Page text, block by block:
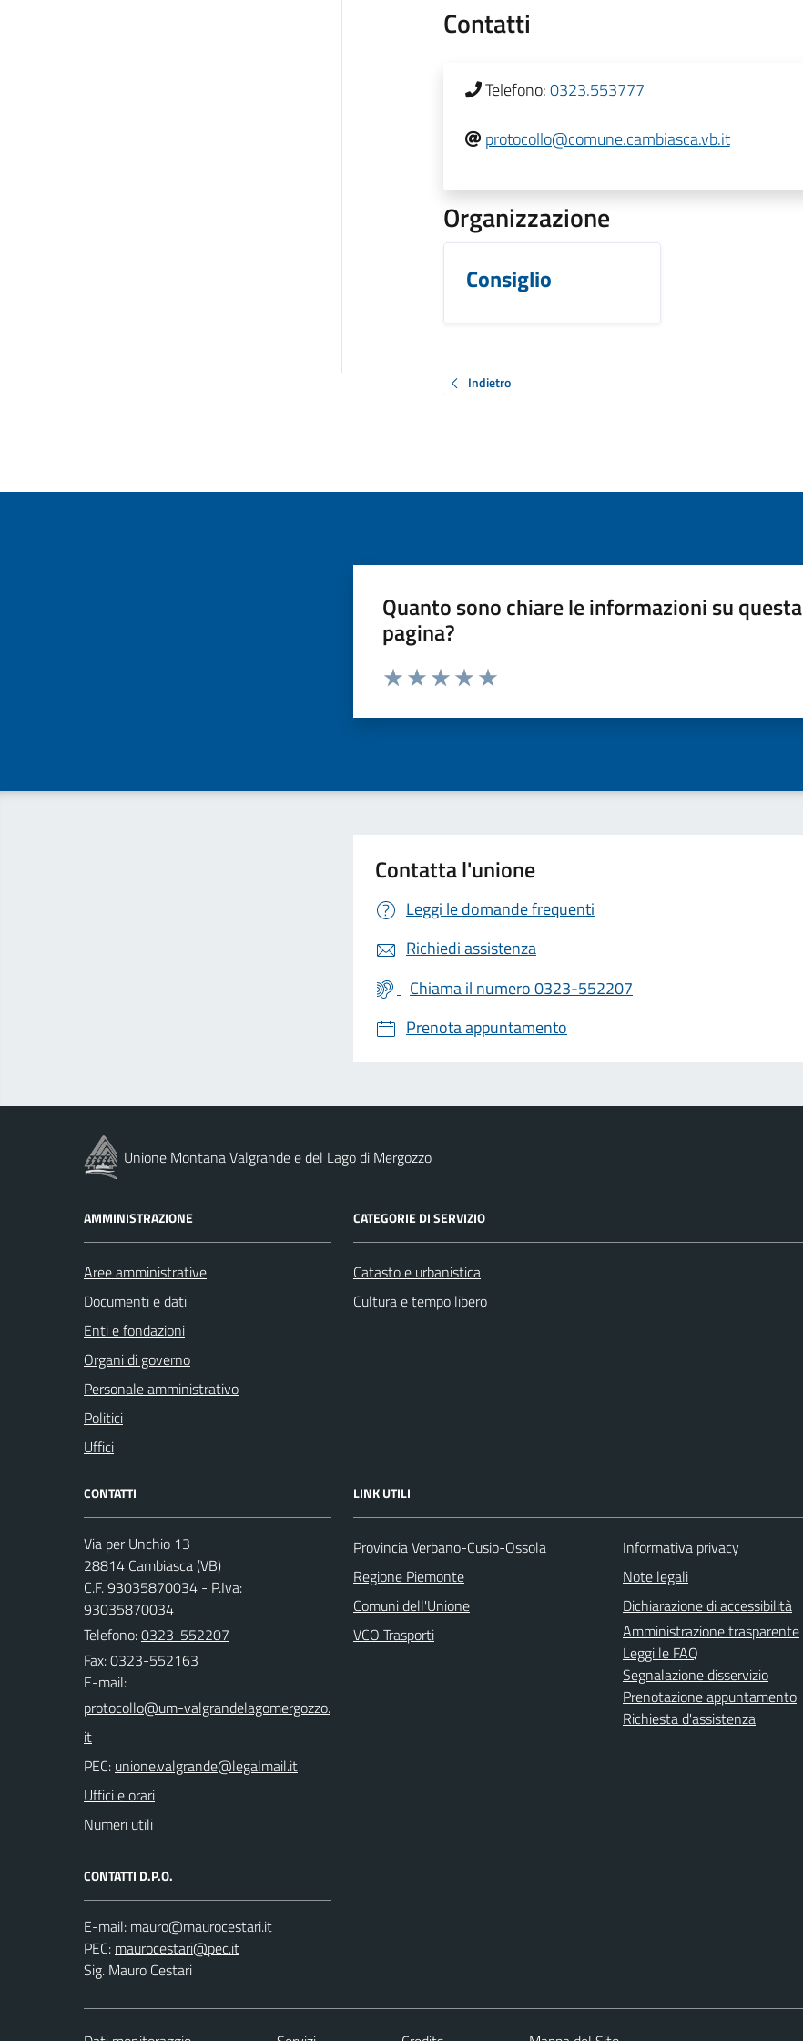
Contatti
Telefono:0323.553777
protocollo@comune.cambiasca.vb.it
Organizzazione
Consiglio
Indietro
Quanto sono chiare le informazioni su questa
pagina?
Valuta da 1 a 5 stelle la pagina
Contatta l'unione
Leggi le domande frequenti
Richiedi assistenza
Chiama il numero 0323-552207
Prenota appuntamento
Unione Montana Valgrande e del Lago di Mergozzo
AMMINISTRAZIONE
Aree amministrative
Documenti e dati
Enti e fondazioni
Organi di governo
Personale amministrativo
Politici
Uffici
CATEGORIE DI SERVIZIO
Catasto e urbanistica
Cultura e tempo libero
CONTATTI
Via per Unchio 13
28814 Cambiasca (VB)
C.F. 93035870034 - P.Iva:
93035870034
Telefono:0323-552207
Fax: 0323-552163
E-mail:
PEC:
Uffici e orari
Numeri utili
CONTATTI D.P.O.
E-mail:
PEC:
Sig. Mauro Cestari
LINK UTILI
Provincia Verbano-Cusio-Ossola
Regione Piemonte
Comuni dell'Unione
VCO Trasporti
Informativa privacy
Note legali
Dichiarazione di accessibilità
Amministrazione trasparente
Leggi le FAQ
Segnalazione disservizio
Prenotazione appuntamento
Richiesta d'assistenza